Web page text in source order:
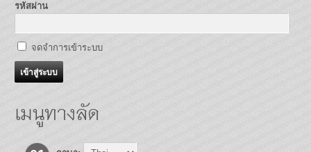
รหัสผ่าน
จดจำการเข้าระบบ
เมนูทางลัด